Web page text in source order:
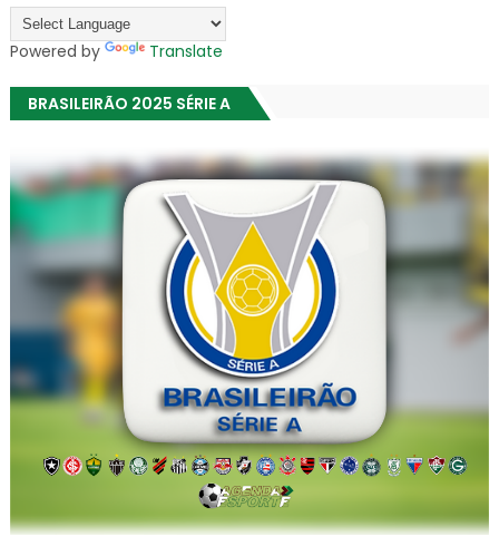
Powered by Translate
BRASILEIRÃO 2025 SÉRIE A